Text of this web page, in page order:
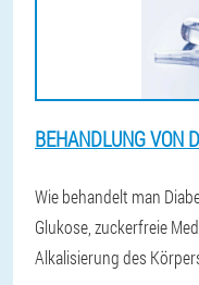
BEHANDLUNG VON
Wie behandelt man
Glukose, zuckerfreie
Alkalisierung des